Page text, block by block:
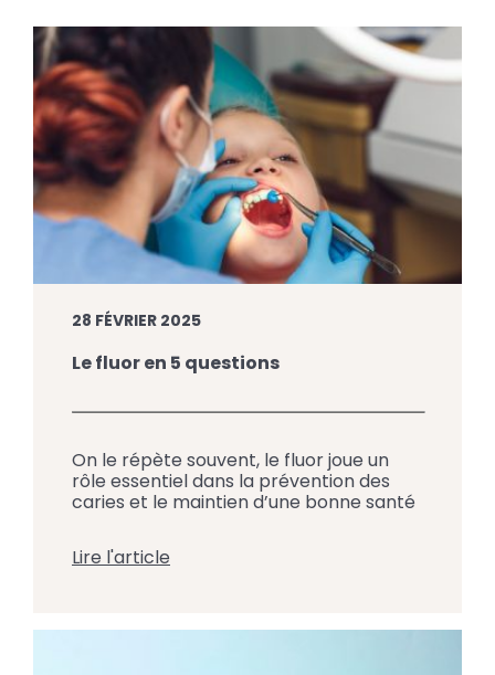
28 FÉVRIER 2025
Le fluor en 5 questions
On le répète souvent, le fluor joue un
rôle essentiel dans la prévention des
caries et le maintien d’une bonne santé
questions subsistent : d’où vient le fluor ?
Comment agit-il sur les dents ? Est-il
Jacques-Cartier à Saint-Jean-sur-
Lire l'article